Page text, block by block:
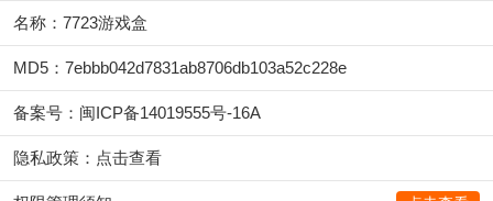
名称：7723游戏盒
MD5：7ebbb042d7831ab8706db103a52c228e
备案号：闽ICP备14019555号-16A
隐私政策： 点击查看